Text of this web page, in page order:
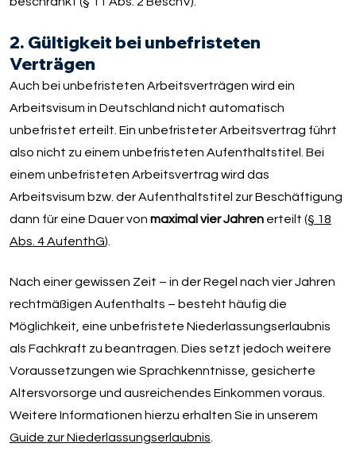
2. Gültigkeit bei unbefristeten
Verträgen
Auch bei unbefristeten Arbeitsverträgen wird ein
Arbeitsvisum in Deutschland nicht automatisch
unbefristet erteilt. Ein unbefristeter Arbeitsvertrag führt
also nicht zu einem unbefristeten Aufenthaltstitel. Bei
einem unbefristeten Arbeitsvertrag wird das
Arbeitsvisum bzw. der Aufenthaltstitel zur Beschäftigung
dann für eine Dauer von maximal vier Jahren erteilt (§ 18
Abs. 4 AufenthG).
Nach einer gewissen Zeit – in der Regel nach vier Jahren
rechtmäßigen Aufenthalts – besteht häufig die
Möglichkeit, eine unbefristete Niederlassungserlaubnis
als Fachkraft zu beantragen. Dies setzt jedoch weitere
Voraussetzungen wie Sprachkenntnisse, gesicherte
Altersvorsorge und ausreichendes Einkommen voraus.
Weitere Informationen hierzu erhalten Sie in unserem
Guide zur Niederlassungserlaubnis.